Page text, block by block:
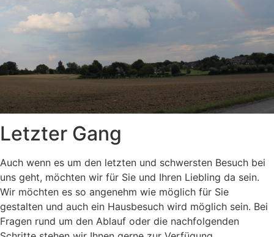
Letzter Gang
Auch wenn es um den letzten und schwersten Besuch bei
uns geht, möchten wir für Sie und Ihren Liebling da sein.
Wir möchten es so angenehm wie möglich für Sie
gestalten und auch ein Hausbesuch wird möglich sein. Bei
Fragen rund um den Ablauf oder die nachfolgenden